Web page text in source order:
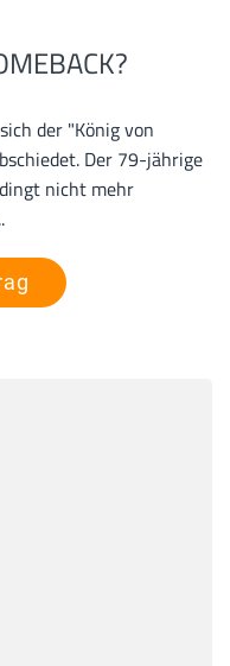
der "König von
Der 79-jährige
nicht mehr